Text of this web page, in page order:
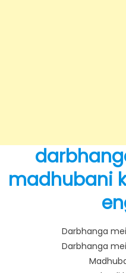
madhubani
Darbhanga
Darbhanga